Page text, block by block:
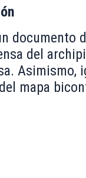
documento
del
Asimismo,
mapa